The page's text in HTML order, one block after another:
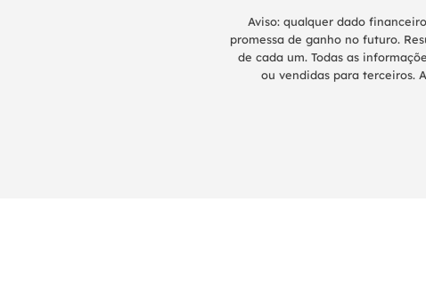
Aviso: qualquer dado
promessa de ganho no futuro.
de cada um. Todas as
ou vendidas para terceiros.